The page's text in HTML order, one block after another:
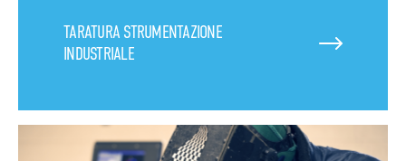
TARATURA STRUMENTAZIONE
INDUSTRIALE